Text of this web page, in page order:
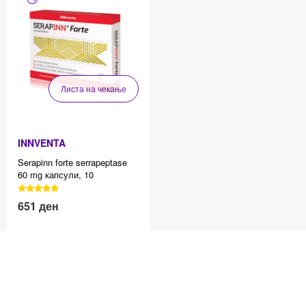
Листа на чекање
INNVENTA
Serapinn forte serrapeptase
60 mg капсули, 10
3040 Reviews, 4.7 average
star rating
Effective price 12.83
651 ден